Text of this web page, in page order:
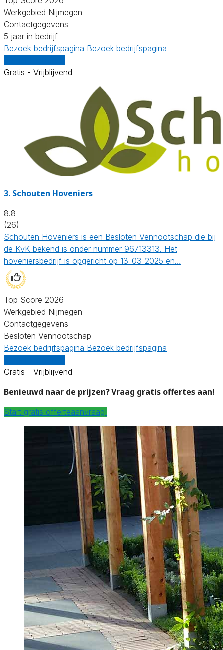
Werkgebied Nijmegen
Contactgegevens
5 jaar in bedrijf
Bezoek bedrijfspagina Bezoek bedrijfspagina
Gratis - Vrijblijvend
3. Schouten Hoveniers
8.8
(26)
Schouten Hoveniers is een Besloten Vennootschap die bij
de KvK bekend is onder nummer 96713313. Het
hoveniersbedrijf is opgericht op 13-03-2025 en…
Top Score 2026
Werkgebied Nijmegen
Contactgegevens
Besloten Vennootschap
Bezoek bedrijfspagina Bezoek bedrijfspagina
Gratis - Vrijblijvend
Benieuwd naar de prijzen? Vraag gratis offertes aan!
Start gratis offerteaanvraag!